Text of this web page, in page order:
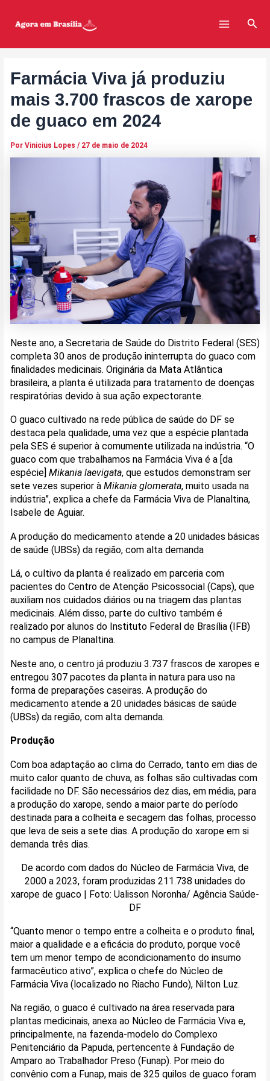
Menu
Farmácia Viva já produziu
mais 3.700 frascos de xarope
de guaco em 2024
Por Vinicius Lopes / 27 de maio de 2024
Neste ano, a Secretaria de Saúde do Distrito Federal (SES)
completa 30 anos de produção ininterrupta do guaco com
finalidades medicinais. Originária da Mata Atlântica
brasileira, a planta é utilizada para tratamento de doenças
respiratórias devido à sua ação expectorante.
O guaco cultivado na rede pública de saúde do DF se
destaca pela qualidade, uma vez que a espécie plantada
pela SES é superior à comumente utilizada na indústria. “O
guaco com que trabalhamos na Farmácia Viva é a [da
espécie] Mikania laevigata, que estudos demonstram ser
sete vezes superior à Mikania glomerata, muito usada na
indústria”, explica a chefe da Farmácia Viva de Planaltina,
Isabele de Aguiar.
A produção do medicamento atende a 20 unidades básicas
de saúde (UBSs) da região, com alta demanda
Lá, o cultivo da planta é realizado em parceria com
pacientes do Centro de Atenção Psicossocial (Caps), que
auxiliam nos cuidados diários ou na triagem das plantas
medicinais. Além disso, parte do cultivo também é
realizado por alunos do Instituto Federal de Brasília (IFB)
no campus de Planaltina.
Neste ano, o centro já produziu 3.737 frascos de xaropes e
entregou 307 pacotes da planta in natura para uso na
forma de preparações caseiras. A produção do
medicamento atende a 20 unidades básicas de saúde
(UBSs) da região, com alta demanda.
Produção
Com boa adaptação ao clima do Cerrado, tanto em dias de
muito calor quanto de chuva, as folhas são cultivadas com
facilidade no DF. São necessários dez dias, em média, para
a produção do xarope, sendo a maior parte do período
destinada para a colheita e secagem das folhas, processo
que leva de seis a sete dias. A produção do xarope em si
demanda três dias.
De acordo com dados do Núcleo de Farmácia Viva, de
2000 a 2023, foram produzidas 211.738 unidades do
xarope de guaco | Foto: Ualisson Noronha/ Agência Saúde-
DF
“Quanto menor o tempo entre a colheita e o produto final,
maior a qualidade e a eficácia do produto, porque você
tem um menor tempo de acondicionamento do insumo
farmacêutico ativo”, explica o chefe do Núcleo de
Farmácia Viva (localizado no Riacho Fundo), Nilton Luz.
Na região, o guaco é cultivado na área reservada para
plantas medicinais, anexa ao Núcleo de Farmácia Viva e,
principalmente, na fazenda-modelo do Complexo
Penitenciário da Papuda, pertencente à Fundação de
Amparo ao Trabalhador Preso (Funap). Por meio do
convênio com a Funap, mais de 325 quilos de guaco foram